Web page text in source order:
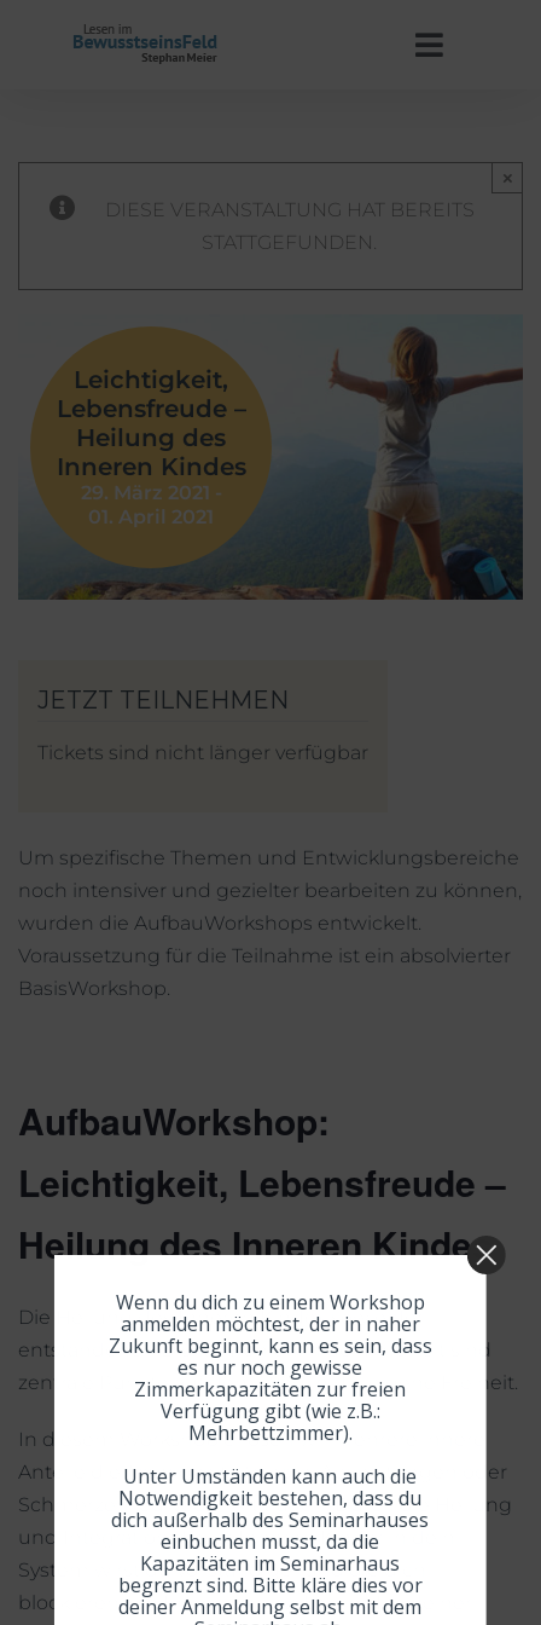
Toggle
Stephan Meier
Termine
Kontakt
WooCommerce Warenkorb
Mein Account
Instagram
DIESE VERANSTALTUNG HAT BEREITS
STATTGEFUNDEN.
×
Leichtigkeit,
Lebensfreude –
Heilung des
Inneren Kindes
29. März 2021 -
01. April 2021
Tickets sind nicht länger verfügbar
Um spezifische Themen und Entwicklungsbereiche
noch intensiver und gezielter bearbeiten zu können,
wurden die AufbauWorkshops entwickelt.
Voraussetzung für die Teilnahme ist ein absolvierter
BasisWorkshop.
AufbauWorkshop:
Leichtigkeit, Lebensfreude –
Heilung des Inneren Kindes
Die Heilung des Inneren Kindes sowie der
entstandenen Disharmonien in der Kindheit sind
zentrale Punkte auf dem Weg in die eigene Freiheit.
In diesem Workshop erlösen wir mehrere innere
Anteile die Traurigkeit, Verbote, Abspaltungen oder
Schmerzen jedweder Art tragen. Durch die Heilung
und Integration dieser Inneren Kinder in dein
System wirst du vollständiger und die dich
blockierenden Energien aus diesem Teil deiner
Wenn du dich zu einem Workshop
anmelden möchtest, der in naher
Zukunft beginnt, kann es sein, dass
es nur noch gewisse
Zimmerkapazitäten zur freien
Verfügung gibt (wie z.B.:
Mehrbettzimmer).
Unter Umständen kann auch die
Notwendigkeit bestehen, dass du
dich außerhalb des Seminarhauses
einbuchen musst, da die
Kapazitäten im Seminarhaus
begrenzt sind. Bitte kläre dies vor
deiner Anmeldung selbst mit dem